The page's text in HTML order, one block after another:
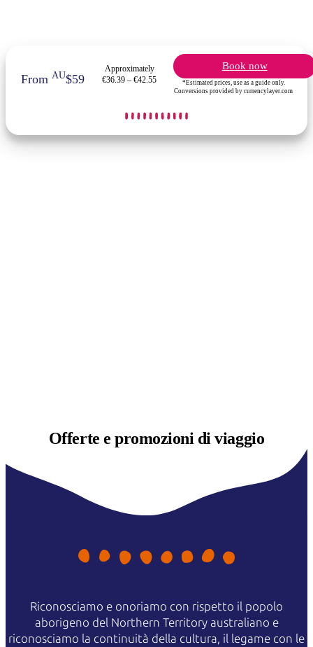
From AU$59
Approximately
€36.39 – €42.55
Book now
*Estimated prices, use as a guide only.
Conversions provided by currencylayer.com
Offerte epromozioni di viaggio
Riconosciamo e onoriamo con rispetto il popolo
aborigeno del Northern Territory australiano e
riconosciamo la continuità della cultura, il legame con le